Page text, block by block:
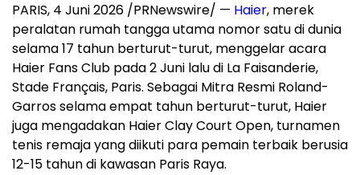
PARIS, 4 Juni 2026 /PRNewswire/ — Haier, merek
peralatan rumah tangga utama nomor satu di dunia
selama 17 tahun berturut-turut, menggelar acara
Haier Fans Club pada 2 Juni lalu di La Faisanderie,
Stade Français, Paris. Sebagai Mitra Resmi Roland-
Garros selama empat tahun berturut-turut, Haier
juga mengadakan Haier Clay Court Open, turnamen
tenis remaja yang diikuti para pemain terbaik berusia
12-15 tahun di kawasan Paris Raya.